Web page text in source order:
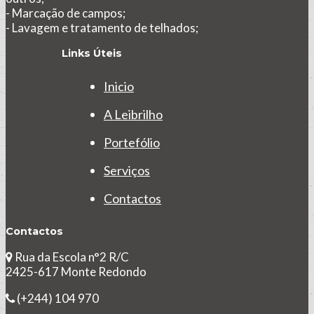
- Marcação de campos;
- Lavagem e tratamento de telhados;
Links Úteis
Inicio
A Leibrilho
Portefólio
Serviços
Contactos
Contactos
Rua da Escola n°2 R/C
2425-617 Monte Redondo
(+244) 104 970